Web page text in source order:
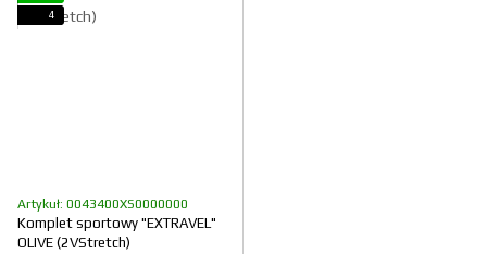
4
Artykuł: 0043400XS0000000
Komplet sportowy "EXTRAVEL"
OLIVE (2VStretch)